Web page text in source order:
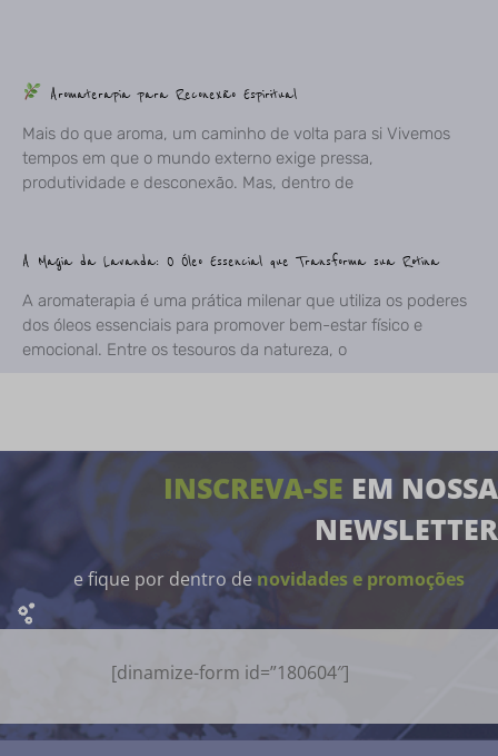
Aromaterapia para Reconexão Espiritual
Mais do que aroma, um caminho de volta para si Vivemos
tempos em que o mundo externo exige pressa,
produtividade e desconexão. Mas, dentro de
A Magia da Lavanda: O Óleo Essencial que Transforma sua Rotina
A aromaterapia é uma prática milenar que utiliza os poderes
dos óleos essenciais para promover bem-estar físico e
emocional. Entre os tesouros da natureza, o
INSCREVA-SE EM NOSSA
NEWSLETTER
e fique por dentro de novidades e promoções
[dinamize-form id=”180604″]